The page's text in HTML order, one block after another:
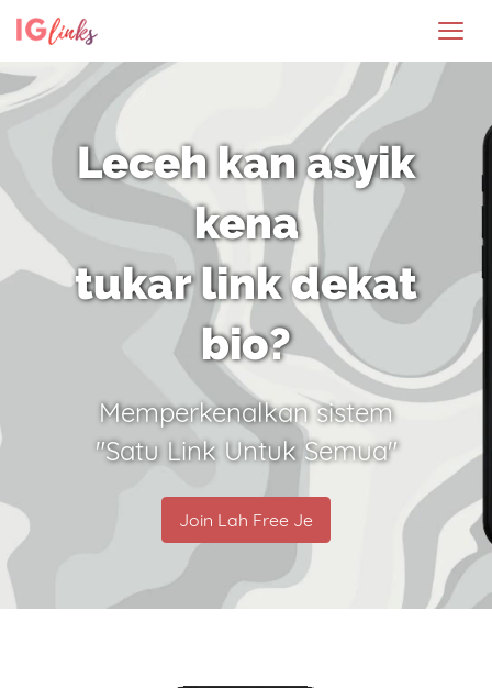
Leceh kan asyik
kena
tukar link dekat
bio?
Memperkenalkan sistem
"Satu Link Untuk Semua"
Join Lah Free Je